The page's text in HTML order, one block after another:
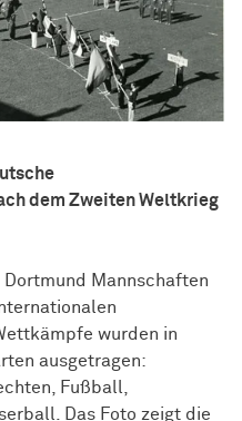
dem Zweiten Weltkrieg
Dortmund Mannschaften
wurden in
ausgetragen:
Fußball,
Das Foto zeigt die